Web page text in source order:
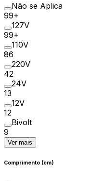
Não se Aplica
99+
127V
99+
110V
86
220V
42
24V
13
12V
12
Bivolt
9
Ver mais
Comprimento (cm)